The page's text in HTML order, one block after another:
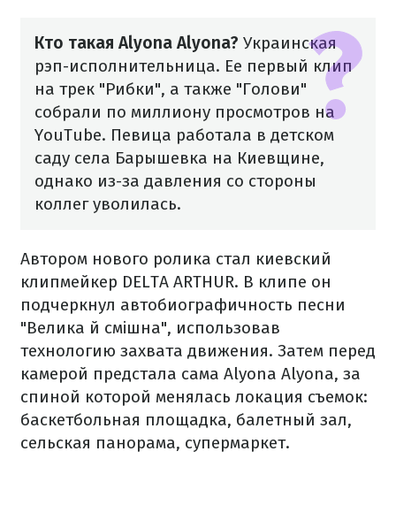
Кто такая Alyona Alyona? Украинская
рэп-исполнительница. Ее первый клип
на трек "Рибки", а также "Голови"
собрали по миллиону просмотров на
YouTube. Певица работала в детском
саду села Барышевка на Киевщине,
однако из-за давления со стороны
коллег уволилась.
Автором нового ролика стал киевский
клипмейкер DELTA ARTHUR. В клипе он
подчеркнул автобиографичность песни
"Велика й смішна", использовав
технологию захвата движения. Затем перед
камерой предстала сама Alyona Alyona, за
спиной которой менялась локация съемок:
баскетбольная площадка, балетный зал,
сельская панорама, супермаркет.